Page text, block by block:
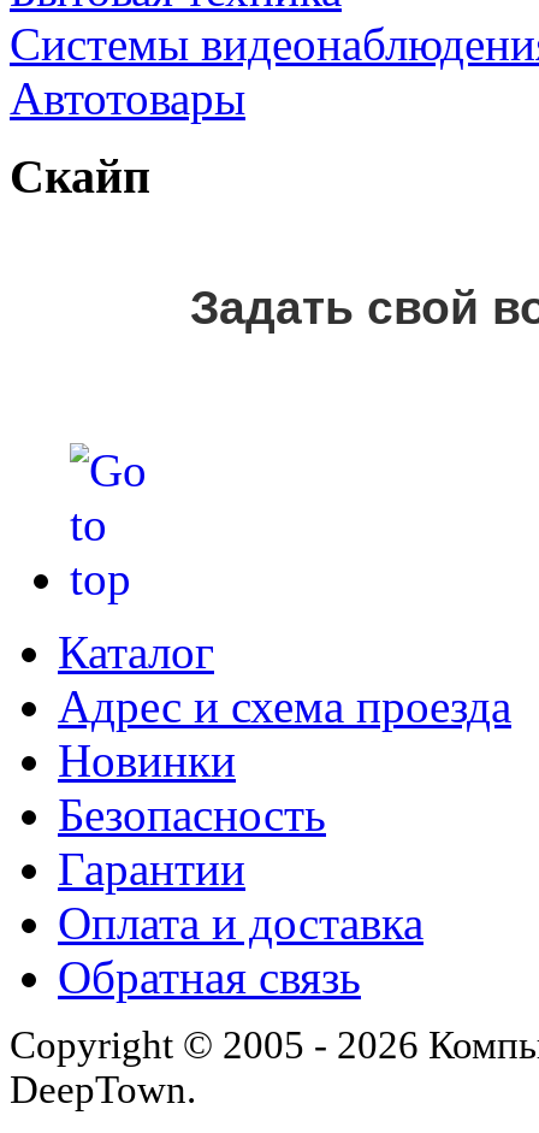
Cистемы
Автотовары
Скайп
Задать свой
Каталог
Адрес и схема проезда
Новинки
Безопасность
Гарантии
Оплата и доставка
Обратная связь
Copyright © 2005 - 2026
DeepTown.